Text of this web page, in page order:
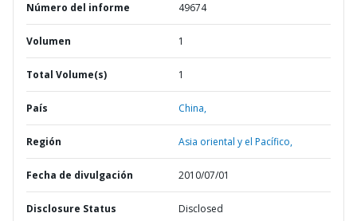
Número del informe 49674
Volumen 1
Total Volume(s) 1
País China,
Región Asia oriental y el Pacífico,
Fecha de divulgación 2010/07/01
Disclosure Status Disclosed